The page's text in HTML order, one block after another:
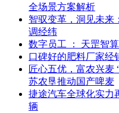
全场景方案解析
智驭变革，洞见未来
调经纬
数字员工 ： 天罡智
口碑好的肥料厂家经
匠心五优，富农兴麦
苏农垦推动国产啤麦
捷途汽车全球化实力
辆